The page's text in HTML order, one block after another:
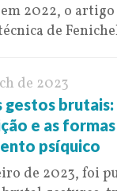
2022, o artigo
de
de 2023
gestos
e as
psíquico
de 2023, foi